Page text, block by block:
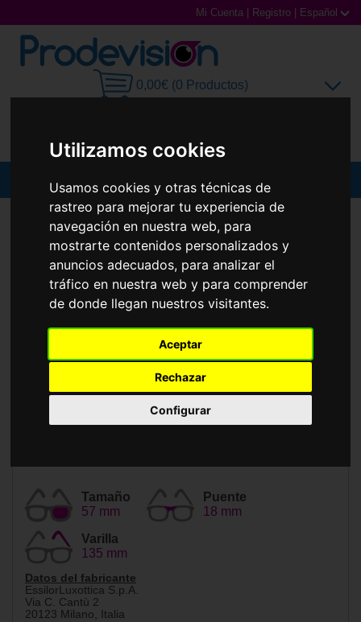
Utilizamos cookies
Usamos cookies y otras técnicas de
rastreo para mejorar tu experiencia de
navegación en nuestra web, para
mostrarte contenidos personalizados y
anuncios adecuados, para analizar el
tráfico en nuestra web y para comprender
de donde llegan nuestros visitantes.
Aceptar
Rechazar
Configurar
Mi Cuenta Registro Español
0,00€ (0 Productos)
Gafas de Sol
Gafas Graduadas
Gafas Deportivas
Lentillas
Accesorios
Nuevo
Tamaño
57 mm
Puente
18 mm
Varilla
135 mm
Datos del fabricante
EssilorLuxottica S.p.A.
Via C. Cantù 2
20123 Milano, Italia